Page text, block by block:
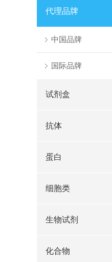
代理品牌
中国品牌
国际品牌
试剂盒
抗体
蛋白
细胞类
生物试剂
化合物